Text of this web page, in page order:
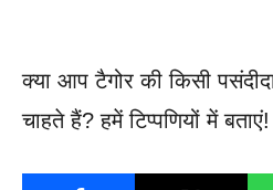
क्या आप टैगोर की किसी
चाहते हैं? हमें टिप्पणियों में बताएं!